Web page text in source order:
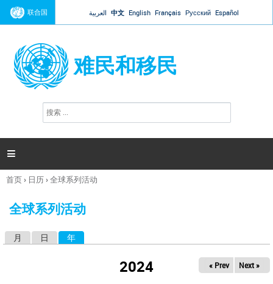
Jump to navigation
联合国 العربية 中文 English Français Русский Español
难民和移民
搜
索

你
这
首页› 日历›全球系列活动
全球系列活动
月 日 年
2024 « Prev Next »